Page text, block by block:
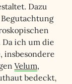
Dazu
ich um die
insbesondere
Velum,
bedeckt,